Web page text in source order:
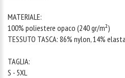
MATERIALE:
100% poliestere opaco (240 gr/m²)
TESSUTO TASCA: 86% nylon, 14%
TAGLIA:
S - 5XL